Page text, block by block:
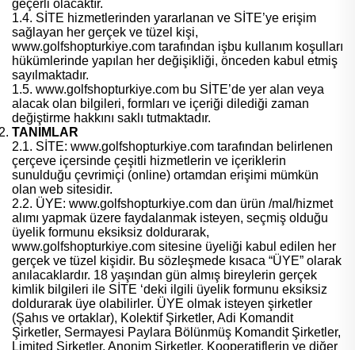
geçerli olacaktır.
1.4. SİTE hizmetlerinden yararlanan ve SİTE’ye erişim
sağlayan her gerçek ve tüzel kişi,
www.golfshopturkiye.com tarafından işbu kullanım koşulları
hükümlerinde yapılan her değişikliği, önceden kabul etmiş
sayılmaktadır.
1.5. www.golfshopturkiye.com bu SİTE’de yer alan veya
alacak olan bilgileri, formları ve içeriği dilediği zaman
değiştirme hakkını saklı tutmaktadır.
TANIMLAR
2.1. SİTE: www.golfshopturkiye.com tarafından belirlenen
çerçeve içersinde çeşitli hizmetlerin ve içeriklerin
sunulduğu çevrimiçi (online) ortamdan erişimi mümkün
olan web sitesidir.
2.2. ÜYE: www.golfshopturkiye.com dan ürün /mal/hizmet
alımı yapmak üzere faydalanmak isteyen, seçmiş olduğu
üyelik formunu eksiksiz doldurarak,
www.golfshopturkiye.com sitesine üyeliği kabul edilen her
gerçek ve tüzel kişidir. Bu sözleşmede kısaca “ÜYE” olarak
anılacaklardır. 18 yaşından gün almış bireylerin gerçek
kimlik bilgileri ile SİTE ‘deki ilgili üyelik formunu eksiksiz
doldurarak üye olabilirler. ÜYE olmak isteyen şirketler
(Şahıs ve ortaklar), Kolektif Şirketler, Adi Komandit
Şirketler, Sermayesi Paylara Bölünmüş Komandit Şirketler,
Limited Şirketler, Anonim Şirketler, Kooperatiflerin ve diğer